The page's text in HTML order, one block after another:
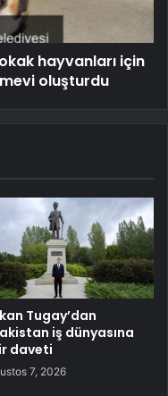
hayvanları için
oluşturdu
Tugay’dan
iş dünyasına
daveti
7, 2026